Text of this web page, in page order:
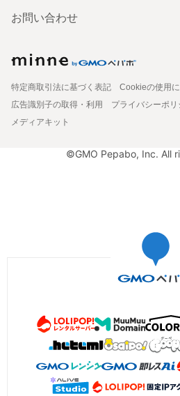
お問い合わせ
特定商取引法に基づく表記
Cookieの使用
広告識別子の取得・利用
プライバシーポリ
メディアキット
©GMO Pepabo, Inc. All